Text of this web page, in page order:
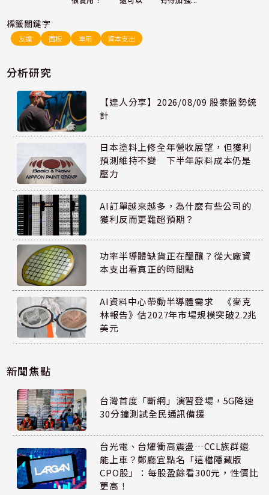
標籤關鍵字
友達 面板 車用 資本支出
分析研究
【達人分享】2026/08/09 股泰盤勢統
計
日本塗料上修全年營收展望，但獲利
預測維持不變 下半年原料成本仍是
壓力
AI訂單越來越多，為什麼有些公司的
獲利反而更難超預期？
功率半導體缺貨正在醞釀？從大廠資
本支出看真正的時間點
AI資料中心帶動半導體需求 《麥克
林報告》估2027年市場規模突破2.2兆
美元
新聞焦點
台灣首度「斷網」演習登場，5G降速
30分鐘測試全民通訊備援
台光電、台燿衝高震盪…CCL族群還
能上車？鄭廳宜點名「這檔隱藏版
CPO股」：每股盈餘看300元，性價比
更高！